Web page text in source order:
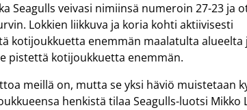
Seagulls veivasi nimiinsä numeroin 27-23 ja
Lokkien liikkuva ja koria kohti aktiivisesti
kotijoukkuetta enemmän maalatulta alueelta
pistettä kotijoukkuetta enemmän.
meillä on, mutta se yksi häviö muistetaan
henkistä tilaa Seagulls-luotsi Mikko